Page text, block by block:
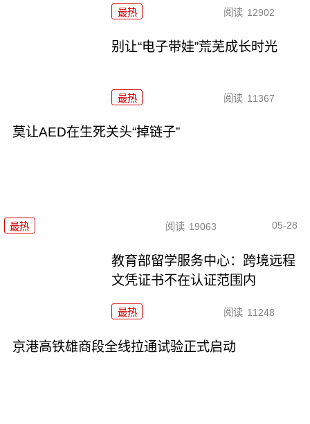
最热 阅读 12902
别让“电子带娃”荒芜成长时光
最热 阅读 11367
莫让AED在生死关头“掉链子”
最热 阅读 19063 05-28
教育部留学服务中心：跨境远程
文凭证书不在认证范围内
最热 阅读 11248
京港高铁雄商段全线拉通试验正式启动